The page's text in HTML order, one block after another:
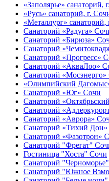
«Заполярье» санаторий,
«Русь» санаторий, г.
«Металлург» санаторий,
Санаторий «Радуга»
Санаторий «Бирюза»
Санаторий
Санаторий «Прогресс»
Санаторий «АкваЛоо»
Санаторий «Мосэнерго»
«Олимпийский
Санаторий «Юг» Сочи
Санаторий
Санаторий
Санаторий «Аврора»
Санаторий «Тихий
Санаторий «Фазотрон»
Санаторий "Фрегат"
Гостиница "Хоста" Сочи
Санаторий
Санаторий "Южное